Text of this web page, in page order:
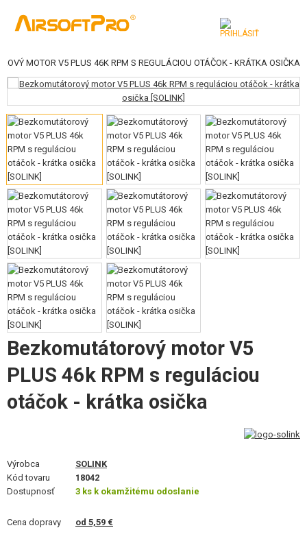
KATEGÓRIE
VZDUCHOVÉ ZBRANE, PRAKY
GRANÁTOMETY, GRANÁTY
GULIČKY, PLYN
AKUMULÁTORY, NABÍJAČKY
ZÁSOBNÍKY, PLNIČKY
OKULIARE, MASKY
VÝSTROJ, UNIFORMY, PÚZDRA
MASKOVANIE, FARBY, PÁSKY
VYSIELAČKY, HEADSETY, KAMERY
DOPLNKY K ZBRANIAM, POPRUHY
SERVIS A ÚDRŽBA ZBRANÍ
SEBAOBRANA, VÝCVIK, NOŽE
TERČE, STRELNICE
MOTOR V5 PLUS 46K RPM S REGULÁCIOU OTÁČOK - KRÁTKA OSIČKA
Bezkomutátorový motor V5
PLUS 46k RPM s reguláciou
otáčok - krátka osička
Výrobca
SOLINK
Kód tovaru
18042
Dostupnosť
3 ks k okamžitému odoslanie
Cena dopravy od 5,59 €